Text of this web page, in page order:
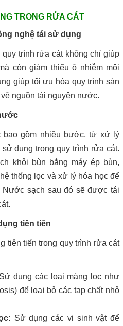
TRONG RỬA CÁT
nghệ tái sử dụng
trình rửa cát không chỉ giúp
còn giảm thiểu ô nhiễm môi
giúp tối ưu hóa quy trình sản
nguồn tài nguyên nước.
bao gồm nhiều bước, từ xử lý
dụng trong quy trình rửa cát.
khỏi bùn bằng máy ép bùn,
thống lọc và xử lý hóa học để
Nước sạch sau đó sẽ được tái
tiên tiến
tiên tiến trong quy trình rửa cát
Sử dụng các loại màng lọc như
để loại bỏ các tạp chất nhỏ
Sử dụng các vi sinh vật để